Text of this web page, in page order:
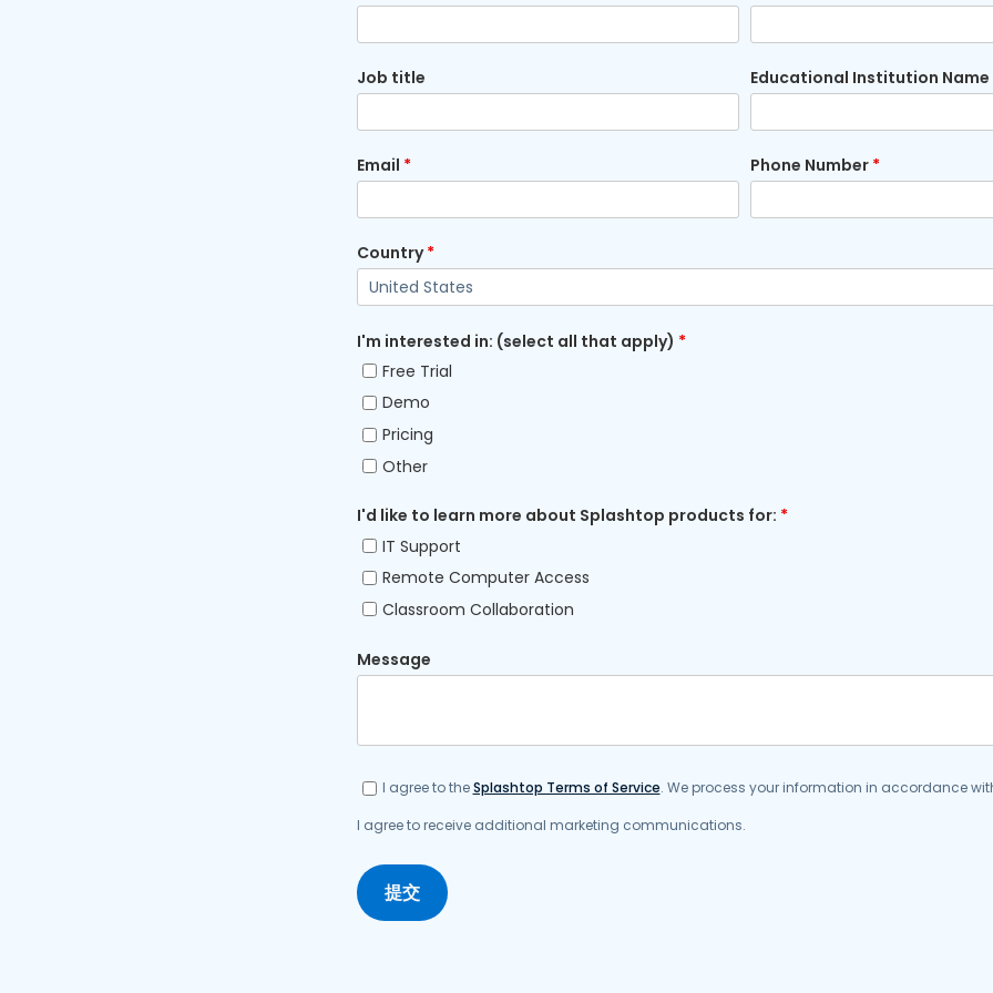
Job title Educational Institution Name
Email * Phone Number *
Country *
I'm interested in: (select all that apply) *
Free Trial
Demo
Pricing
Other
I'd like to learn more about Splashtop products for: *
IT Support
Remote Computer Access
Classroom Collaboration
Message
I agree to theSplashtop Terms of Service. We process your information in accordance
I agree to receive additional marketing communications.